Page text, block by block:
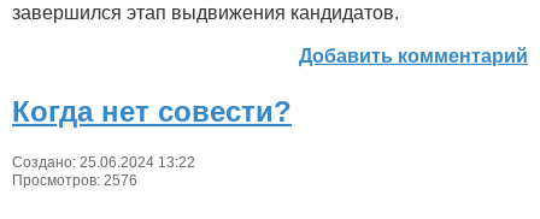
завершился этап выдвижения кандидатов.
Добавить комментарий
Когда нет совести?
Создано: 25.06.2024 13:22
Просмотров: 2576